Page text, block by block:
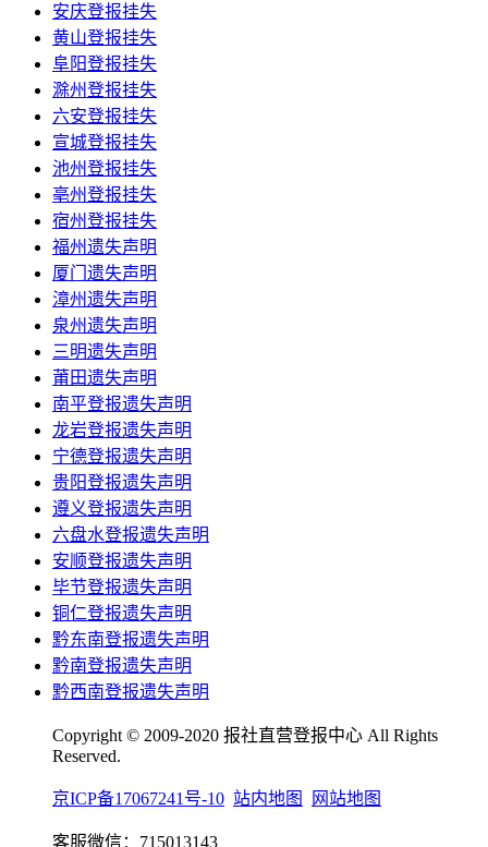
安庆登报挂失
黄山登报挂失
阜阳登报挂失
滁州登报挂失
六安登报挂失
宣城登报挂失
池州登报挂失
亳州登报挂失
宿州登报挂失
福州遗失声明
厦门遗失声明
漳州遗失声明
泉州遗失声明
三明遗失声明
莆田遗失声明
南平登报遗失声明
龙岩登报遗失声明
宁德登报遗失声明
贵阳登报遗失声明
遵义登报遗失声明
六盘水登报遗失声明
安顺登报遗失声明
毕节登报遗失声明
铜仁登报遗失声明
黔东南登报遗失声明
黔南登报遗失声明
黔西南登报遗失声明
Copyright © 2009-2020 报社直营登报中心 All Rights
Reserved.
京ICP备17067241号-10 站内地图 网站地图
客服微信：715013143